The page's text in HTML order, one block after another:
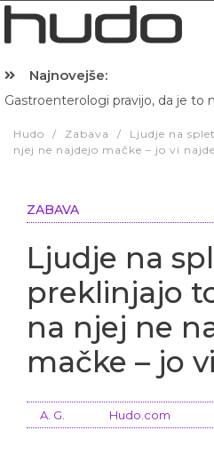
Najnovejše:
Gastroenterologi pravijo, da je to
Hudo / Zabava /
Ljudje na
njej ne najdejo mačke – jo vi
ZABAVA
Ljudje na
preklinjajo
na njej ne
mačke – jo
A. G. Hudo.com